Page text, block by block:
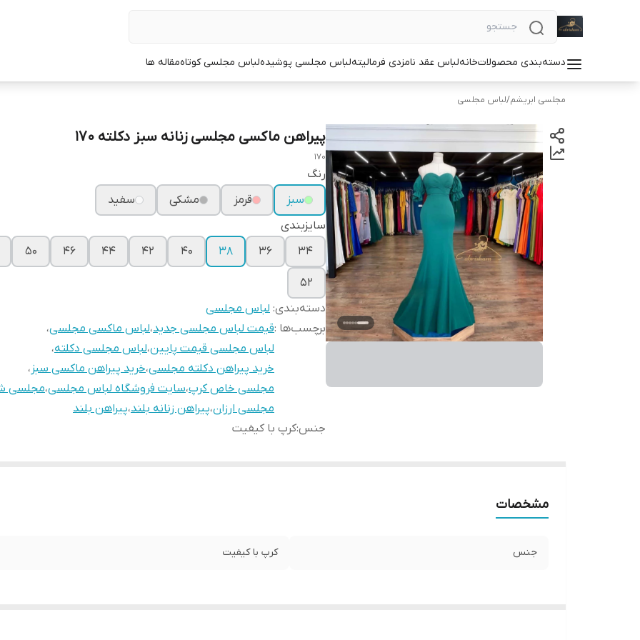
دسته‌بندی محصولاتخانهلباس عقد نامزدی فرمالیتهلباس مجلسی پوشیدهلباس مجلسی کوتاهمقاله ها
مجلسی ابریشم/لباس مجلسی
پیراهن ماکسی مجلسی زنانه سبز دکلته ۱۷۰
170
رنگ
سبز
قرمز مشکی
سفید
سایزبندی
۳۴
۳۶ ۳۸ ۴۰ ۴۲ ۴۴ ۴۶ ۵۰
۵۲
دسته‌بندی: لباس مجلسی
برچسب‌ها :قیمت لباس مجلسی جدید،لباس ماکسی مجلسی،
لباس مجلسی قیمت پایین،لباس مجلسی دکلته،
خرید پیراهن دکلته مجلسی،خرید پیراهن ماکسی سبز ،
مجلسی خاص کرپ،سایت فروشگاه لباس مجلسی،مجلسی
مجلسی ارزان،پیراهن زنانه بلند،پیراهن بلند
جنس:کرپ با کیفیت
مشخصات
جنس کرپ با کیفیت